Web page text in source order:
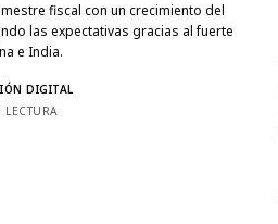
fiscal con un crecimiento del
las expectativas gracias al fuerte
e India.
DIGITAL